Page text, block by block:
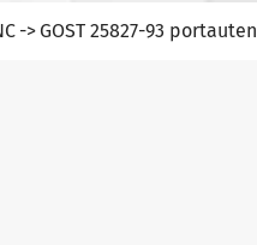
GOST 25827-93